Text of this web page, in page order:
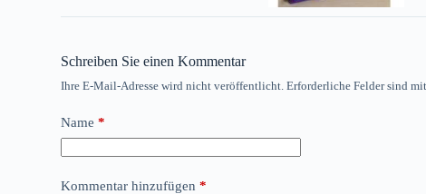
Schreiben Sie einen Kommentar
Ihre E-Mail-Adresse wird nicht veröffentlicht. Erforderliche Felder sind
Name *
Kommentar hinzufügen *